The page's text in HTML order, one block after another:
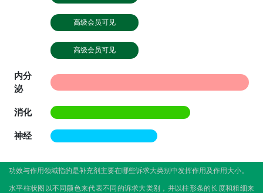
高级会员可见
高级会员可见
内分
泌
消化
神经
功效与作用领域指的是补充剂主要在哪些诉求大类别中发挥作用及作用大小。
水平柱状图以不同颜色来代表不同的诉求大类别，并以柱形条的长度和粗细来